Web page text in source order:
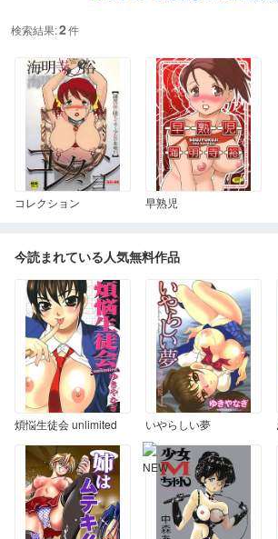
検索結果:2件
コレクション 早熟児
今読まれている人気無料作品
煩悩生徒会 unlimited いやらしい夢